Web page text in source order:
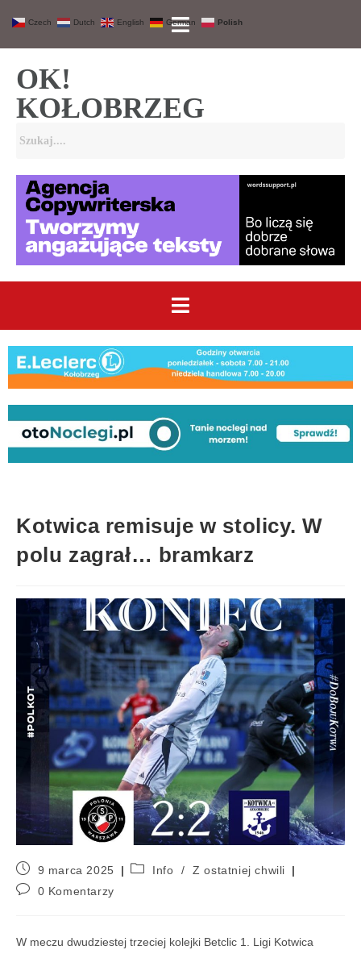
OK!
KOŁOBRZEG
Kotwica remisuje w stolicy. W
polu zagrał… bramkarz
9 marca 2025 Info /
Z ostatniej chwili
0 Komentarzy
W meczu dwudziestej trzeciej kolejki Betclic 1. Ligi Kotwica
Czech Dutch English German Polish